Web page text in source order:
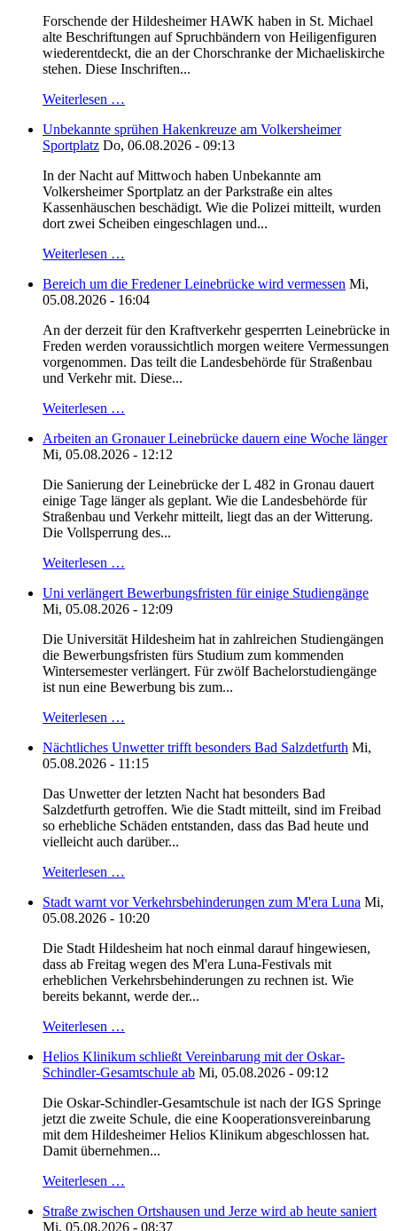
Forschende der Hildesheimer HAWK haben in St. Michael
alte Beschriftungen auf Spruchbändern von Heiligenfiguren
wiederentdeckt, die an der Chorschranke der Michaeliskirche
stehen. Diese Inschriften...
Weiterlesen …
Unbekannte sprühen Hakenkreuze am Volkersheimer
Sportplatz Do, 06.08.2026 - 09:13
In der Nacht auf Mittwoch haben Unbekannte am
Volkersheimer Sportplatz an der Parkstraße ein altes
Kassenhäuschen beschädigt. Wie die Polizei mitteilt, wurden
dort zwei Scheiben eingeschlagen und...
Weiterlesen …
Bereich um die Fredener Leinebrücke wird vermessen Mi,
05.08.2026 - 16:04
An der derzeit für den Kraftverkehr gesperrten Leinebrücke in
Freden werden voraussichtlich morgen weitere Vermessungen
vorgenommen. Das teilt die Landesbehörde für Straßenbau
und Verkehr mit. Diese...
Weiterlesen …
Arbeiten an Gronauer Leinebrücke dauern eine Woche länger
Mi, 05.08.2026 - 12:12
Die Sanierung der Leinebrücke der L 482 in Gronau dauert
einige Tage länger als geplant. Wie die Landesbehörde für
Straßenbau und Verkehr mitteilt, liegt das an der Witterung.
Die Vollsperrung des...
Weiterlesen …
Uni verlängert Bewerbungsfristen für einige Studiengänge
Mi, 05.08.2026 - 12:09
Die Universität Hildesheim hat in zahlreichen Studiengängen
die Bewerbungsfristen fürs Studium zum kommenden
Wintersemester verlängert. Für zwölf Bachelorstudiengänge
ist nun eine Bewerbung bis zum...
Weiterlesen …
Nächtliches Unwetter trifft besonders Bad Salzdetfurth Mi,
05.08.2026 - 11:15
Das Unwetter der letzten Nacht hat besonders Bad
Salzdetfurth getroffen. Wie die Stadt mitteilt, sind im Freibad
so erhebliche Schäden entstanden, dass das Bad heute und
vielleicht auch darüber...
Weiterlesen …
Stadt warnt vor Verkehrsbehinderungen zum M'era Luna Mi,
05.08.2026 - 10:20
Die Stadt Hildesheim hat noch einmal darauf hingewiesen,
dass ab Freitag wegen des M'era Luna-Festivals mit
erheblichen Verkehrsbehinderungen zu rechnen ist. Wie
bereits bekannt, werde der...
Weiterlesen …
Helios Klinikum schließt Vereinbarung mit der Oskar-
Schindler-Gesamtschule ab Mi, 05.08.2026 - 09:12
Die Oskar-Schindler-Gesamtschule ist nach der IGS Springe
jetzt die zweite Schule, die eine Kooperationsvereinbarung
mit dem Hildesheimer Helios Klinikum abgeschlossen hat.
Damit übernehmen...
Weiterlesen …
Straße zwischen Ortshausen und Jerze wird ab heute saniert
Mi, 05.08.2026 - 08:37